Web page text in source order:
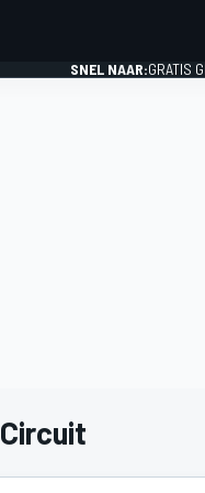
SNEL NAAR:GRATIS